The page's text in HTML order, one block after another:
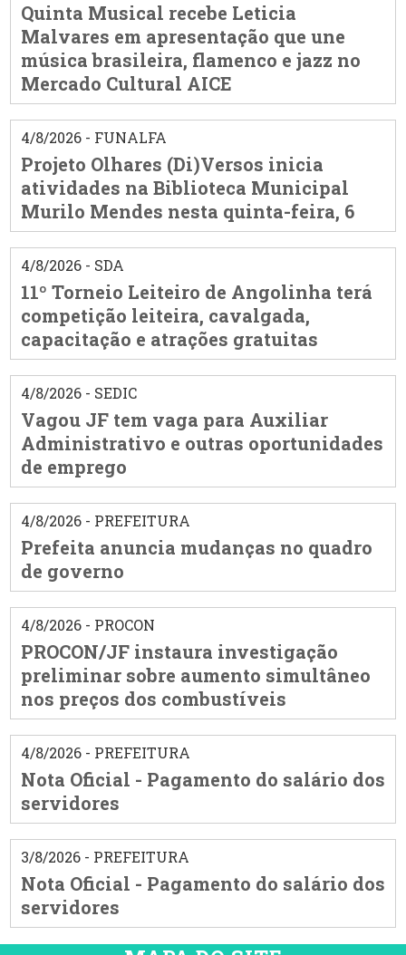
Quinta Musical recebe Leticia
Malvares em apresentação que une
música brasileira, flamenco e jazz no
Mercado Cultural AICE
4/8/2026 - FUNALFA
Projeto Olhares (Di)Versos inicia
atividades na Biblioteca Municipal
Murilo Mendes nesta quinta-feira, 6
4/8/2026 - SDA
11º Torneio Leiteiro de Angolinha terá
competição leiteira, cavalgada,
capacitação e atrações gratuitas
4/8/2026 - SEDIC
Vagou JF tem vaga para Auxiliar
Administrativo e outras oportunidades
de emprego
4/8/2026 - PREFEITURA
Prefeita anuncia mudanças no quadro
de governo
4/8/2026 - PROCON
PROCON/JF instaura investigação
preliminar sobre aumento simultâneo
nos preços dos combustíveis
4/8/2026 - PREFEITURA
Nota Oficial - Pagamento do salário dos
servidores
3/8/2026 - PREFEITURA
Nota Oficial - Pagamento do salário dos
servidores